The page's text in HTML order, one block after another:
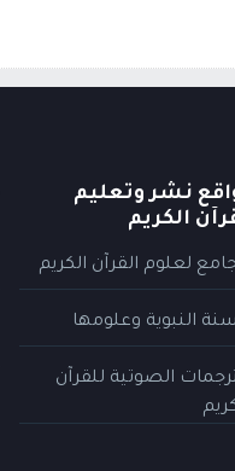
نشر وتعليم
الكريم
لعلوم القرآن الكريم
النبوية وعلومها
الصوتية للقرآن